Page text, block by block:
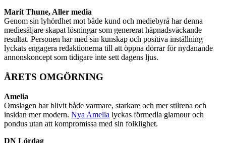
Marit Thune, Aller media
Genom sin lyhördhet mot både kund och mediebyrå har denna
mediesäljare skapat lösningar som genererat häpnadsväckande
resultat. Personen har med sin kunskap och positiva inställning
lyckats engagera redaktionerna till att öppna dörrar för nydanande
annonskoncept som tidigare inte sett dagens ljus.
ÅRETS OMGÖRNING
Amelia
Omslagen har blivit både varmare, starkare och mer stilrena och
insidan mer modern. Nya Amelia lyckas förmedla glamour och
pondus utan att kompromissa med sin folklighet.
DN Lördag